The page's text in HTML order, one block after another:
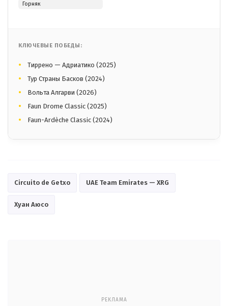
Горняк
КЛЮЧЕВЫЕ ПОБЕДЫ:
Тиррено — Адриатико (2025)
Тур Страны Басков (2024)
Вольта Алгарви (2026)
Faun Drome Classic (2025)
Faun-Ardèche Classic (2024)
Circuito de Getxo UAE Team Emirates — XRG
Хуан Аюсо
РЕКЛАМА